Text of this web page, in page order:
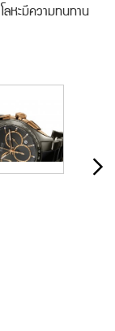
ลหะมีความทนทาน